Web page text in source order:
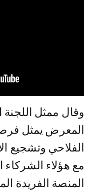
وقال ممثل
المعرض يمثل فرصة
الفلاحي وتشجيع
مع هؤلاء الشركاء
المنصة الفريدة